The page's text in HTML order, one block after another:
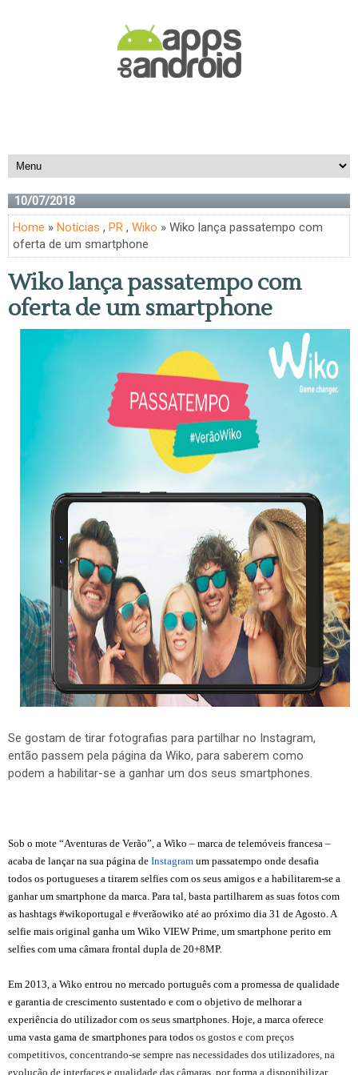
10/07/2018
Home » Notícias , PR , Wiko » Wiko lança passatempo com
oferta de um smartphone
Wiko lança passatempo com
oferta de um smartphone
Se gostam de tirar fotografias para partilhar no Instagram,
então passem pela página da Wiko, para saberem como
podem a habilitar-se a ganhar um dos seus smartphones.
Sob o mote “Aventuras de Verão”, a Wiko – marca de telemóveis francesa –
acaba de lançar na sua página de Instagram um passatempo onde desafia
todos os portugueses a tirarem selfies com os seus amigos e a habilitarem-se a
ganhar um smartphone da marca. Para tal, basta partilharem as suas fotos com
as hashtags #wikoportugal e #verãowiko até ao próximo dia 31 de Agosto. A
selfie mais original ganha um Wiko VIEW Prime, um smartphone perito em
selfies com uma câmara frontal dupla de 20+8MP.
Em 2013, a Wiko entrou no mercado português com a promessa de qualidade
e garantia de crescimento sustentado e com o objetivo de melhorar a
experiência do utilizador com os seus smartphones. Hoje, a marca oferece
uma vasta gama de smartphones para todos os gostos e com preços
competitivos, concentrando-se sempre nas necessidades dos utilizadores, na
evolução de interfaces e qualidade das câmaras, por forma a disponibilizar